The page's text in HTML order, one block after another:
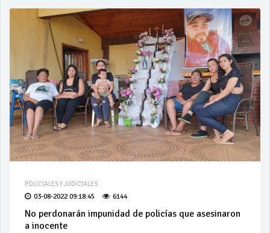
POLICIALES Y JUDICIALES
03-08-2022 09:18:45 6144
No perdonarán impunidad de policías que asesinaron
a inocente